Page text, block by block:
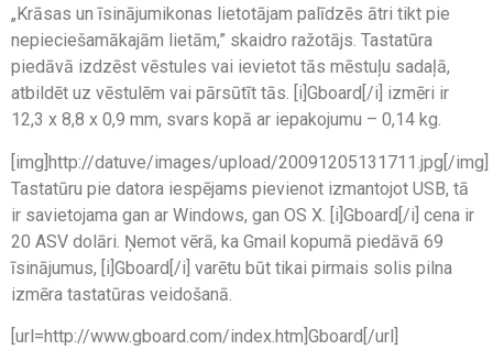
„Krāsas un īsinājumikonas lietotājam palīdzēs ātri tikt pie
nepieciešamākajām lietām,” skaidro ražotājs. Tastatūra
piedāvā izdzēst vēstules vai ievietot tās mēstuļu sadaļā,
atbildēt uz vēstulēm vai pārsūtīt tās. [i]Gboard[/i] izmēri ir
12,3 x 8,8 x 0,9 mm, svars kopā ar iepakojumu – 0,14 kg.
[img]http://datuve/images/upload/20091205131711.jpg[/img]
Tastatūru pie datora iespējams pievienot izmantojot USB, tā
ir savietojama gan ar Windows, gan OS X. [i]Gboard[/i] cena ir
20 ASV dolāri. Ņemot vērā, ka Gmail kopumā piedāvā 69
īsinājumus, [i]Gboard[/i] varētu būt tikai pirmais solis pilna
izmēra tastatūras veidošanā.
[url=http://www.gboard.com/index.htm]Gboard[/url]